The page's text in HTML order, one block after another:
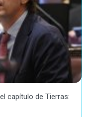
capítulo de Tierras: